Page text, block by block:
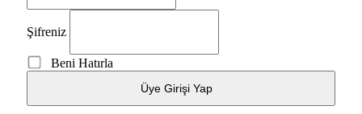
Şifreniz
Beni Hatırla
Üye Girişi Yap